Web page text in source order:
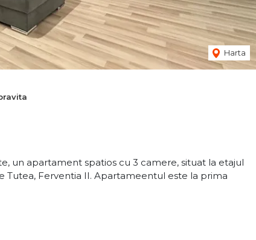
Harta
un apartament spatios cu 3 camere, situat la etajul
Ferventia II. Apartameentul este la prima